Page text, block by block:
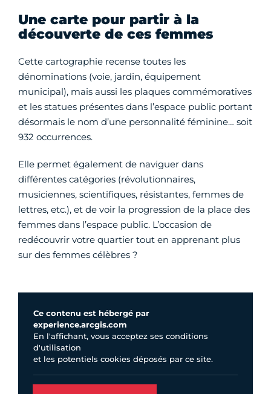
Une carte pour partir à la
découverte de ces femmes
Cette cartographie recense toutes les
dénominations (voie, jardin, équipement
municipal), mais aussi les plaques commémoratives
et les statues présentes dans l’espace public portant
désormais le nom d’une personnalité féminine… soit
932 occurrences.
Elle permet également de naviguer dans
différentes catégories (révolutionnaires,
musiciennes, scientifiques, résistantes, femmes de
lettres, etc.), et de voir la progression de la place des
femmes dans l’espace public. L’occasion de
redécouvrir votre quartier tout en apprenant plus
sur des femmes célèbres ?
Ce contenu est hébergé par
experience.arcgis.com
En l'affichant, vous acceptez ses conditions
d'utilisation
et les potentiels cookies déposés par ce site.